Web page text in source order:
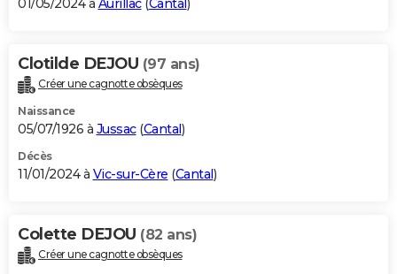
01/05/2024 à Aurillac(Cantal )
Clotilde DEJOU (97 ans)
Créer une cagnotte obsèques
Naissance
05/07/1926 à Jussac(Cantal)
Décès
11/01/2024 à Vic-sur-Cère (Cantal)
Colette DEJOU (82 ans)
Créer une cagnotte obsèques